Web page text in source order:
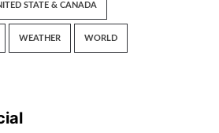
STATE & CANADA
WEATHER WORLD